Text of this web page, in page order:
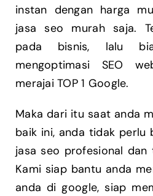
instan dengan harga
jasa seo murah saja.
pada bisnis, lalu
mengoptimasi SEO
merajai TOP 1 Google.
Maka dari itu saat anda
baik ini, anda tidak perlu
jasa seo profesional dan
Kami siap bantu anda
anda di google, siap